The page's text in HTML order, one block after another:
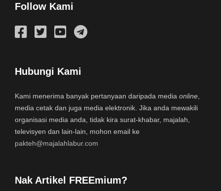
Follow Kami
Hubungi Kami
Kami menerima banyak pertanyaan daripada media online
media cetak dan juga media elektronik. Jika anda mewakili
organisasi media anda, tidak kira surat-khabar, majalah,
televisyen dan lain-lain, mohon email ke
pakteh@majalahlabur.com
Nak Artikel FREEmium?